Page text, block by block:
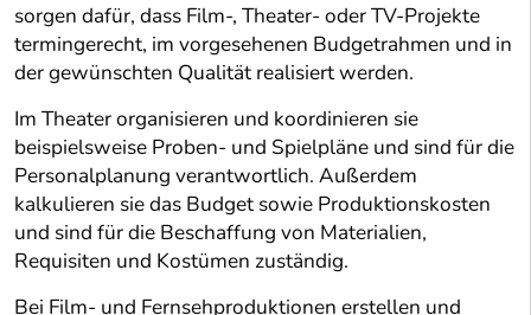
sorgen dafür, dass Film-, Theater- oder TV-Projekte
termingerecht, im vorgesehenen Budgetrahmen und in
der gewünschten Qualität realisiert werden.
Im Theater organisieren und koordinieren sie
beispielsweise Proben- und Spielpläne und sind für die
Personalplanung verantwortlich. Außerdem
kalkulieren sie das Budget sowie Produktionskosten
und sind für die Beschaffung von Materialien,
Requisiten und Kostümen zuständig.
Bei Film- und Fernsehproduktionen erstellen und